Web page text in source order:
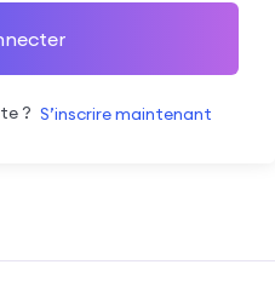
? S’inscrire maintenant